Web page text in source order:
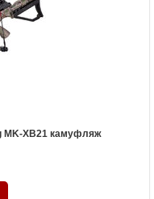
MK-XB21 камуфляж